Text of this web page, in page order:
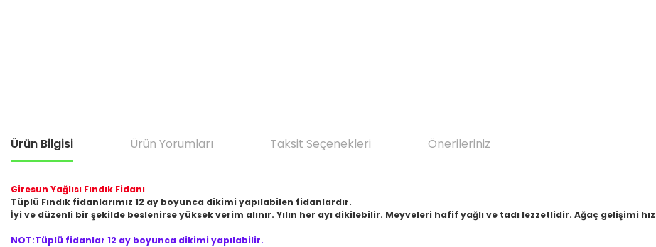
Ürün Bilgisi Ürün Yorumları Taksit Seçenekleri Önerileriniz
Giresun Yağlısı Fındık Fidanı
Tüplü Fındık fidanlarımız 12 ay boyunca dikimi yapılabilen fidanlardır.
İyi ve düzenli bir şekilde beslenirse yüksek verim alınır. Yılın her ayı dikilebilir. Meyveleri hafif yağlı ve tadı lezzetlidir. Ağaç gelişimi
NOT:Tüplü fidanlar 12 ay boyunca dikimi yapılabilir.